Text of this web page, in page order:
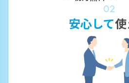
02
安心して